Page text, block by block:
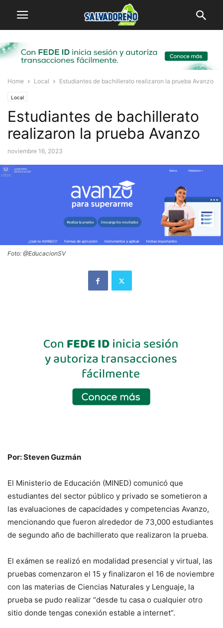
Home Local Estudiantes de bachillerato realizaron la prueba Avanzo
Local
Estudiantes de bachillerato
realizaron la prueba Avanzo
noviembre 16, 2023
Foto: @EducacionSV
Por: Steven Guzmán
El Ministerio de Educación (MINED) comunicó que
estudiantes del sector público y privado se sometieron a
las evaluaciones de capacidades y competencias Avanzo,
mencionando que fueron alrededor de 73,000 estudiantes
de segundo año de bachillerato que realizaron la prueba.
El exámen se realizó en modalidad presencial y virtual, las
pruebas comenzaron el 15 y finalizaron el 16 de noviembre
con las materias de Ciencias Naturales y Lenguaje, la
prueba se pudo realizar “desde tu casa o cualquier otro
sitio donde tengas conexión estable a internet”.